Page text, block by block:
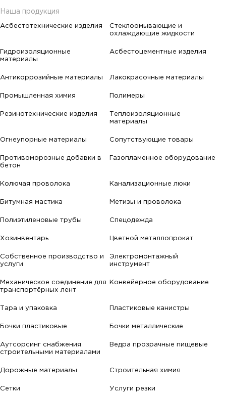
Наша продукция
Асбестотехнические изделия
Стеклоомывающие и
охлаждающие жидкости
Гидроизоляционные
материалы
Асбестоцементные изделия
Антикоррозийные материалы Лакокрасочные материалы
Промышленная химия Полимеры
Резинотехнические изделия
Теплоизоляционные
материалы
Огнеупорные материалы Сопутствующие товары
Противоморозные добавки в
бетон
Газопламенное оборудование
Колючая проволока Канализационные люки
Битумная мастика Метизы и проволока
Полиэтиленовые трубы Спецодежда
Хозинвентарь Цветной металлопрокат
Собственное производство и
услуги
Электромонтажный
инструмент
Механическое соединение для
транспортёрных лент
Конвейерное оборудование
Тара и упаковка Пластиковые канистры
Бочки пластиковые Бочки металлические
Аутсорсинг снабжения
строительными материалами
Ведра прозрачные пищевые
Дорожные материалы Строительная химия
Сетки Услуги резки